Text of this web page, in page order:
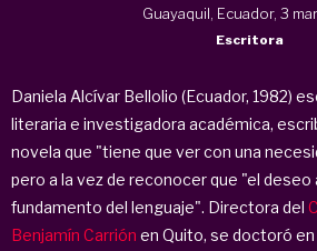
Guayaquil, Ecuador, 3
Escritora
Daniela Alcívar Bellolio (Ecuador, 1982)
literaria e investigadora académica,
novela que "tiene que ver con una
pero a la vez de reconocer que "el
fundamento del lenguaje". Directora del
Benjamín Carrión en Quito, se doctoró